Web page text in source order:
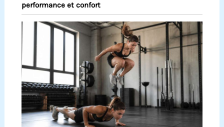
performance et confort